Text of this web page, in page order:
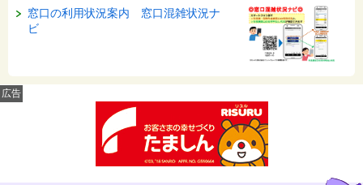
窓口の利用状況案内 窓口混雑状況ナ
ビ
広告